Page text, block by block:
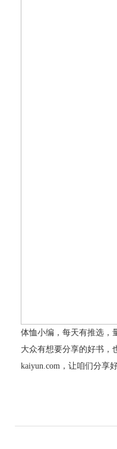
体恤小编，每天有推选，
大众有想要分享的好书，
kaiyun.com，让咱们分享